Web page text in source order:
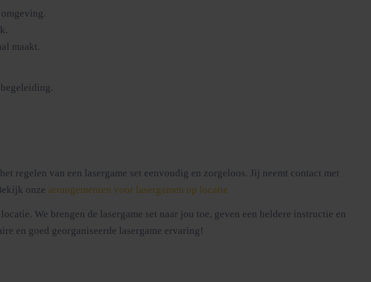
maakt.
regelen van een lasergame set eenvoudig en zorgeloos. Jij neemt contact met
onze arrangementen voor lasergamen op locatie
We brengen de lasergame set naar jou toe, geven een heldere instructie en
en goed georganiseerde lasergame ervaring!